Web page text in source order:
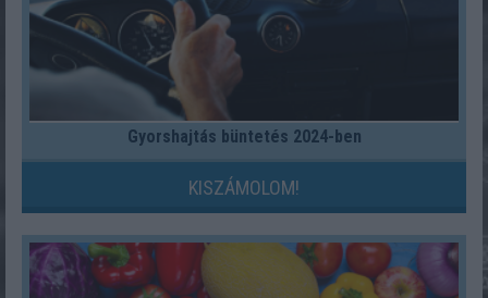
Gyorshajtás büntetés 2024-ben
KISZÁMOLOM!